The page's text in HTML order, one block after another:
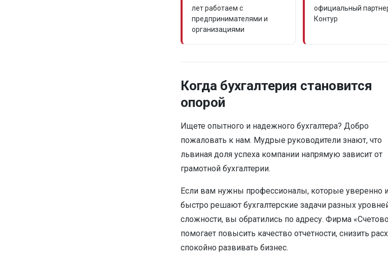
лет работаем с
предпринимателями и
организациями
официальный
Контур
Когда бухгалтерия становится
опорой
Ищете опытного и надежного бухгалтера? Добро
пожаловать к нам. Мудрые руководители знают, что
львиная доля успеха компании напрямую зависит от
грамотной бухгалтерии.
Если вам нужны профессионалы, которые уверенно
быстро решают бухгалтерские задачи разных
сложности, вы обратились по адресу. Фирма
помогает повысить качество отчетности, снизить
спокойно развивать бизнес.